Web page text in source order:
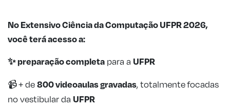
No Extensivo Ciência da Computação UFPR 2026,
você terá acesso a:
✨ preparação completa para a UFPR
📹 + de800 videoaulas gravadas, totalmente focadas
no vestibular da UFPR